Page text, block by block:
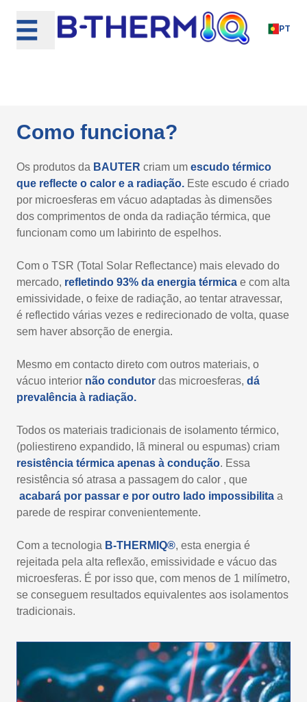
content
PT
Como funciona?
Os produtos da BAUTER criam um escudo térmico
que reflecte o calor e a radiação. Este escudo é criado
por microesferas em vácuo adaptadas às dimensões
dos comprimentos de onda da radiação térmica, que
funcionam como um labirinto de espelhos.
Com o TSR (Total Solar Reflectance) mais elevado do
mercado, refletindo 93% da energia térmica e com alta
emissividade, o feixe de radiação, ao tentar atravessar,
é reflectido várias vezes e redirecionado de volta, quase
sem haver absorção de energia.
Mesmo em contacto direto com outros materiais, o
vácuo interior não condutor das microesferas, dá
prevalência à radiação.
Todos os materiais tradicionais de isolamento térmico,
(poliestireno expandido, lã mineral ou espumas) criam
resistência térmica apenas à condução. Essa
resistência só atrasa a passagem do calor , que
acabará por passar e por outro lado impossibilita a
parede de respirar convenientemente.
Com a tecnologia B-THERMIQ®, esta energia é
rejeitada pela alta reflexão, emissividade e vácuo das
microesferas. É por isso que, com menos de 1 milímetro,
se conseguem resultados equivalentes aos isolamentos
tradicionais.